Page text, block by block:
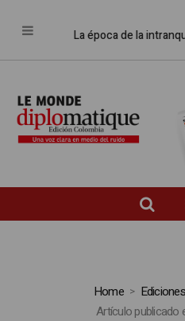
La época de la intranquilidad
Home
Artículo publicado